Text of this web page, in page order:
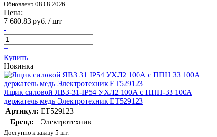
Обновлено 08.08.2026
Цена:
7 680.83 руб. / шт.
-
+
Купить
Новинка
Ящик силовой ЯВЗ-31-IP54 УХЛ2 100А с ППН-33 100А
держатель медь Электротехник ET529123
Артикул: ET529123
Бренд:
Электротехник
Доступно к заказу 5 шт.